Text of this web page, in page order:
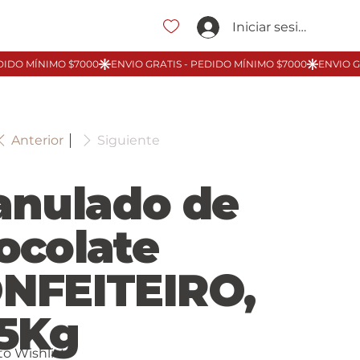
Iniciar sesión
Anterior Siguiente
de
Wishlist